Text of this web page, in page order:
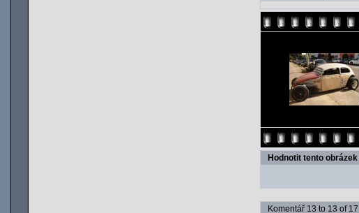
Hodnotit tento obrázek
Komentář 13 to 13 of 17